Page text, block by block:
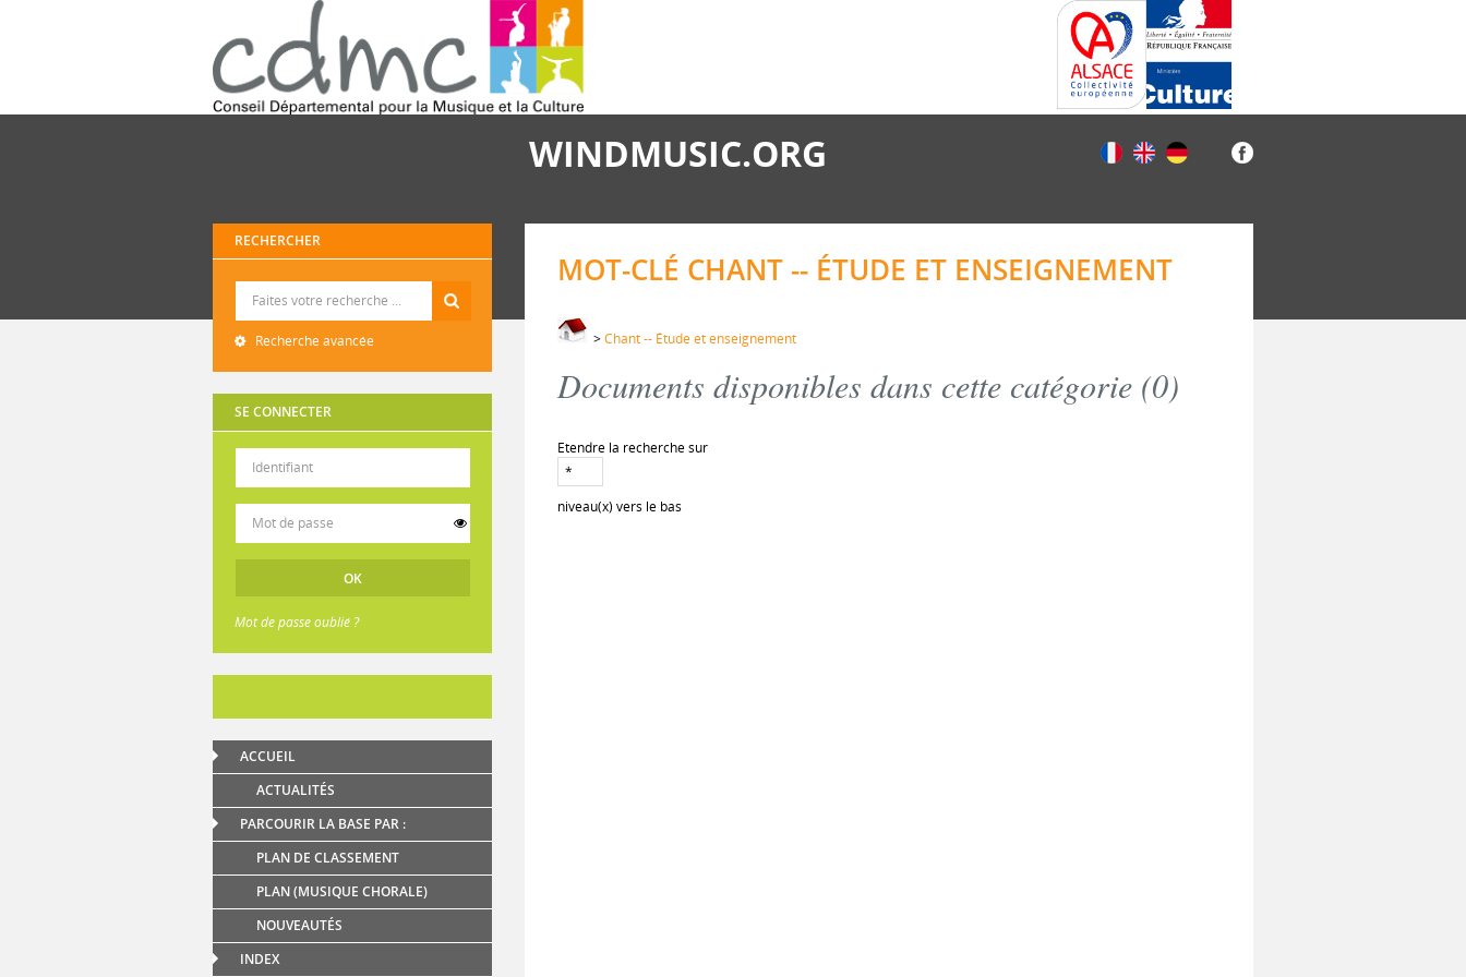
WINDMUSIC.ORG
RECHERCHER
Recherche avancée
SE CONNECTER
Mot de passe oublié ?
ACCUEIL
ACTUALITÉS
PARCOURIR LA BASE PAR :
PLAN DE CLASSEMENT
PLAN (MUSIQUE CHORALE)
NOUVEAUTÉS
INDEX
MOT-CLÉ CHANT -- ÉTUDE ET ENSEIGNEMENT
>Chant -- Étude et enseignement
Documents disponibles dans cette catégorie (0)
Etendre la recherche sur
niveau(x) vers le bas